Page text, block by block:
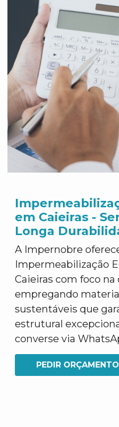
em Caieiras -
Longa
A Impernobre
Impermeabilização
Caieiras com foco
empregando
sustentáveis que
estrutural
converse via
PEDIR